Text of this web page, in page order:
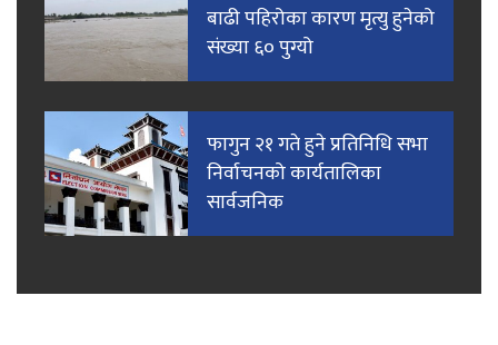
बाढी पहिरोका कारण मृत्यु हुनेको
संख्या ६० पुग्यो
फागुन २१ गते हुने प्रतिनिधि सभा
निर्वाचनको कार्यतालिका
सार्वजनिक